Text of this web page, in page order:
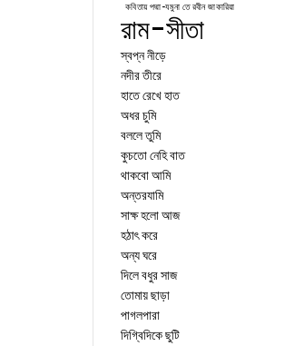
কবিতায় পদ্মা-যমুনা তে রবীন জাকারিয়া
রাম-সীতা
স্বপ্ন নীড়ে
নদীর তীরে
হাতে রেখে হাত
অধর চুমি
বললে তুমি
কুচতো নেহি বাত
থাকবো আমি
অন্তরযামি
সাক্ষ হলো আজ
হঠাৎ করে
অন্য ঘরে
দিলে বধুর সাজ
তোমায় ছাড়া
পাগলপারা
দিগ্বিদিকে ছুটি